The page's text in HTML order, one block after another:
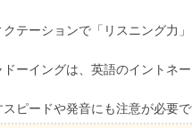
クテーションで「リスニング力」
ドーイングは、英語のイントネ
スピードや発音にも注意が必要で